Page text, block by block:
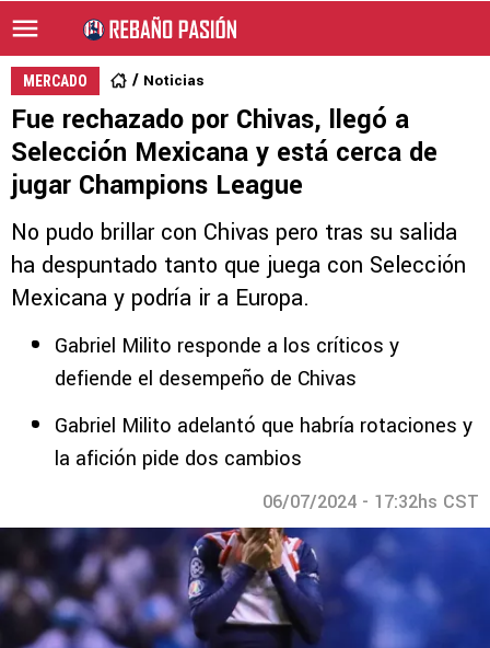
MERCADO Noticias
Fue rechazado por Chivas, llegó a
Selección Mexicana y está cerca de
jugar Champions League
No pudo brillar con Chivas pero tras su salida
ha despuntado tanto que juega con Selección
Mexicana y podría ir a Europa.
Gabriel Milito responde a los críticos y
defiende el desempeño de Chivas
Gabriel Milito adelantó que habría rotaciones y
la afición pide dos cambios
06/07/2024 - 17:32hs CST